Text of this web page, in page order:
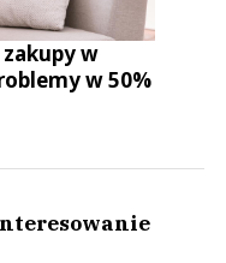
w
w 50%